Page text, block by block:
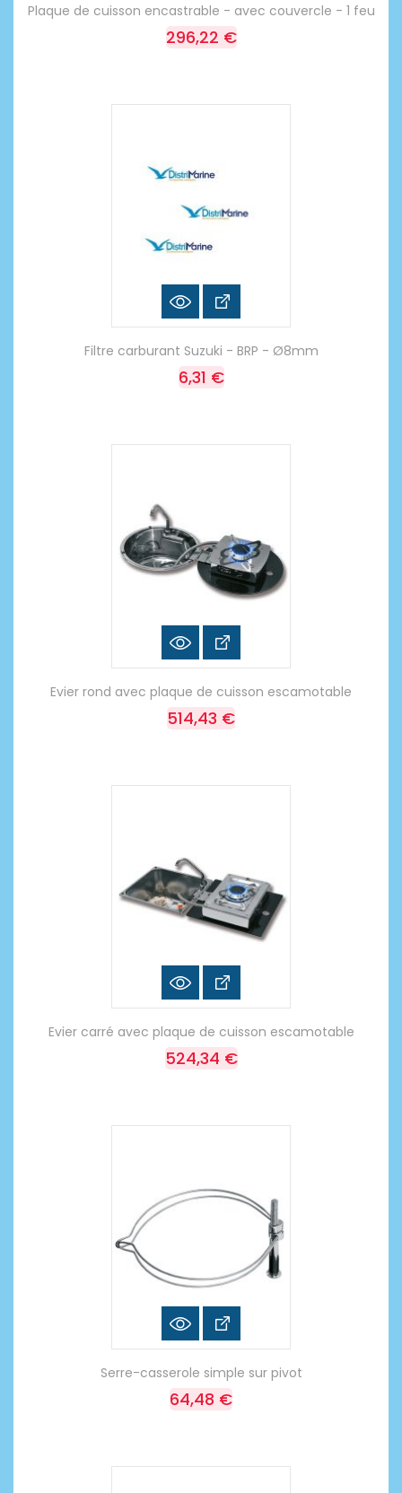
Plaque de cuisson encastrable - avec couvercle - 1 feu
296,22 €
Filtre carburant Suzuki - BRP - Ø8mm
6,31 €
Evier rond avec plaque de cuisson escamotable
514,43 €
Evier carré avec plaque de cuisson escamotable
524,34 €
Serre-casserole simple sur pivot
64,48 €